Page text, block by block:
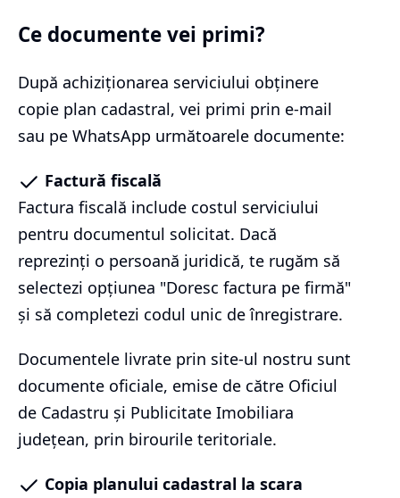
Ce documente vei primi?
După achiziționarea serviciului obținere
copie plan cadastral, vei primi prin e-mail
sau pe WhatsApp următoarele documente:
Factură fiscală
Factura fiscală include costul serviciului
pentru documentul solicitat. Dacă
reprezinți o persoană juridică, te rugăm să
selectezi opțiunea "Doresc factura pe firmă"
și să completezi codul unic de înregistrare.
Documentele livrate prin site-ul nostru sunt
documente oficiale, emise de către Oficiul
de Cadastru și Publicitate Imobiliara
județean, prin birourile teritoriale.
Copia planului cadastral la scara